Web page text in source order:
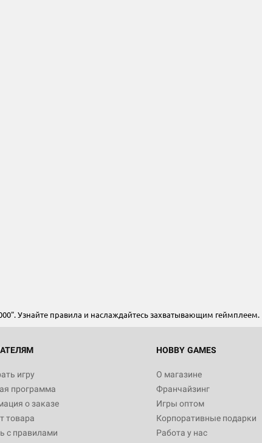
Узнайте правила и наслаждайтесь захватывающим геймплеем.
игру
программа
о заказе
товара
с правилами
HOBBY GAMES
О магазине
Франчайзинг
Игры оптом
Корпоративные подарки
Работа у нас
Настольная игра
799
Настольная игра
империи. Четвёртая
Рубеж
12 990